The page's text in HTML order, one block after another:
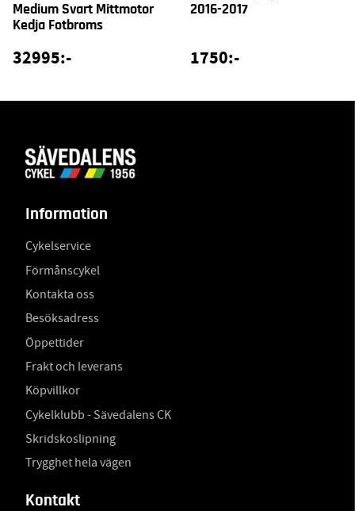
Medium Svart Mittmotor
Kedja Fotbroms
32995:-
2016-2017
1750:-
Information
Cykelservice
Förmånscykel
Kontakta oss
Besöksadress
Öppettider
Frakt och leverans
Köpvillkor
Cykelklubb - Sävedalens CK
Skridskoslipning
Trygghet hela vägen
Kontakt